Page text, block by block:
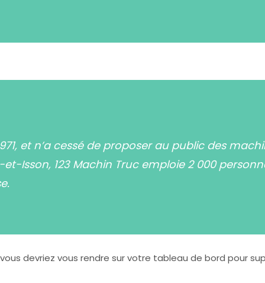
et n’a cessé de proposer au public des
Isson, 123 Machin Truc emploie 2 000
devriez vous rendre survotre tableau de bord pour